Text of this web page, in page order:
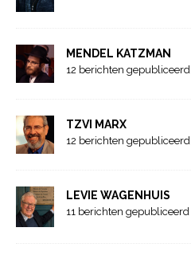
MENDEL KATZMAN
12 berichten gepubliceerd
TZVI MARX
12 berichten gepubliceerd
LEVIE WAGENHUIS
11 berichten gepubliceerd